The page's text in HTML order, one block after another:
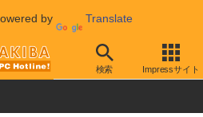
by Translate
検索 Impressサイト
PC電源ユニット その他